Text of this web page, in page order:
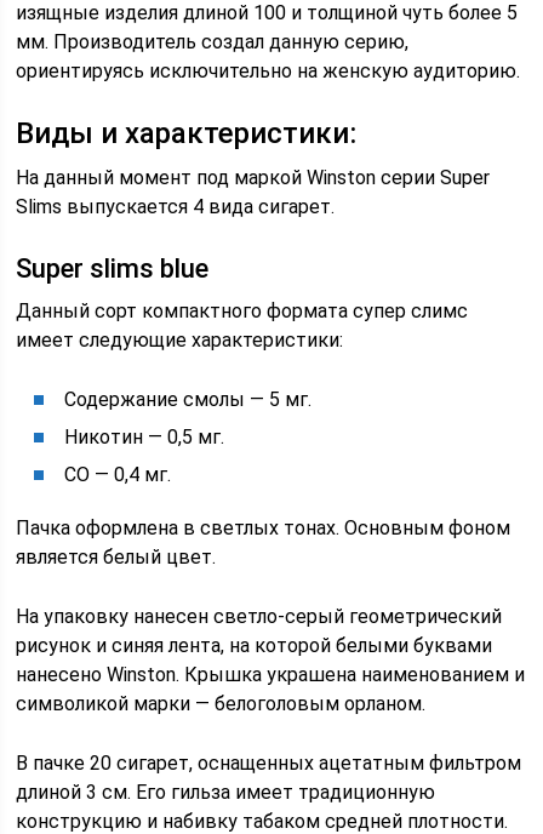
изящные изделия длиной 100 и толщиной чуть более 5
мм. Производитель создал данную серию,
ориентируясь исключительно на женскую аудиторию.
Виды и характеристики:
На данный момент под маркой Winston серии Super
Slims выпускается 4 вида сигарет.
Super slims blue
Данный сорт компактного формата супер слимс
имеет следующие характеристики:
Содержание смолы — 5 мг.
Никотин — 0,5 мг.
СО — 0,4 мг.
Пачка оформлена в светлых тонах. Основным фоном
является белый цвет.
На упаковку нанесен светло-серый геометрический
рисунок и синяя лента, на которой белыми буквами
нанесено Winston. Крышка украшена наименованием и
символикой марки — белоголовым орланом.
В пачке 20 сигарет, оснащенных ацетатным фильтром
длиной 3 см. Его гильза имеет традиционную
конструкцию и набивку табаком средней плотности.